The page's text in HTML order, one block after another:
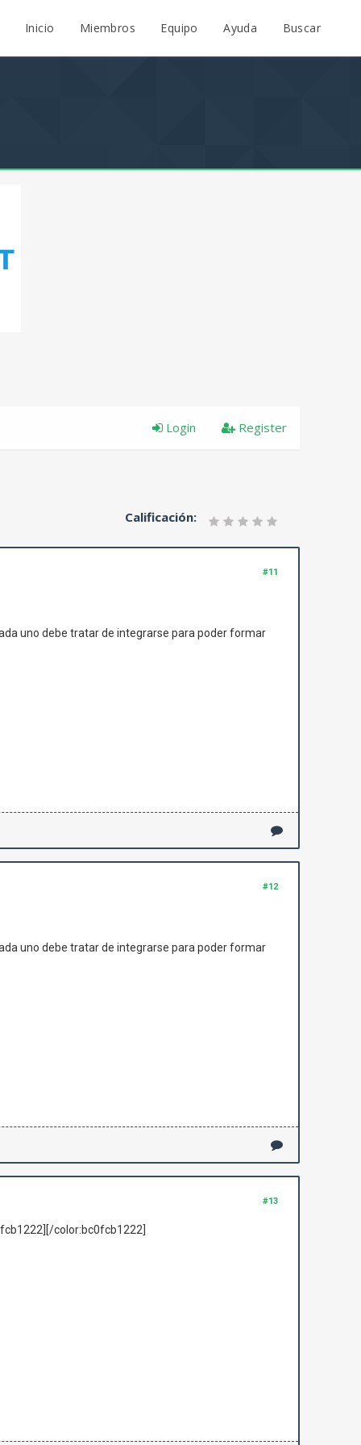
Inicio Miembros Equipo Ayuda Buscar
Register
Login
Calificación:
#11
uno debe tratar de integrarse para poder formar
#12
uno debe tratar de integrarse para poder formar
#13
color:bc0fcb1222]